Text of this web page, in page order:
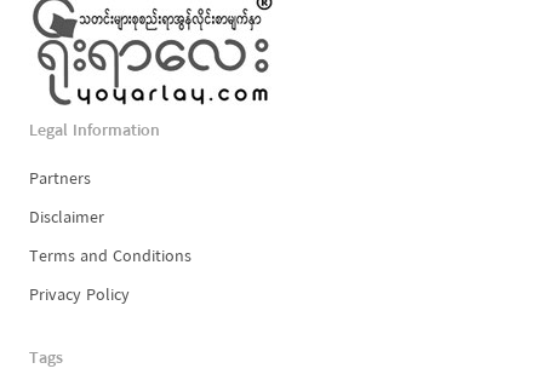
Legal Information
Partners
Disclaimer
Terms and Conditions
Privacy Policy
Tags